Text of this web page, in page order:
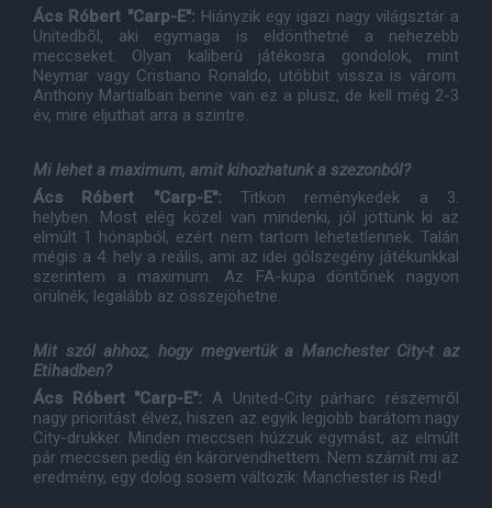
Ács Róbert "Carp-E": Hiányzik egy igazi nagy világsztár a
Unitedbõl, aki egymaga is eldönthetné a nehezebb
meccseket. Olyan kaliberû játékosra gondolok, mint
Neymar vagy Cristiano Ronaldo, utóbbit vissza is várom.
Anthony Martialban benne van ez a plusz, de kell még 2-3
év, mire eljuthat arra a szintre.
Mi lehet a maximum, amit kihozhatunk a szezonból?
Ács Róbert "Carp-E": Titkon reménykedek a 3.
helyben. Most elég közel van mindenki, jól jöttünk ki az
elmúlt 1 hónapból, ezért nem tartom lehetetlennek. Talán
mégis a 4. hely a reális, ami az idei gólszegény játékunkkal
szerintem a maximum. Az FA-kupa döntõnek nagyon
örülnék, legalább az összejöhetne.
Mit szól ahhoz, hogy megvertük a Manchester City-t az
Etihadben?
Ács Róbert "Carp-E": A United-City párharc részemrõl
nagy prioritást élvez, hiszen az egyik legjobb barátom nagy
City-drukker. Minden meccsen húzzuk egymást, az elmúlt
pár meccsen pedig én kárörvendhettem. Nem számít mi az
eredmény, egy dolog sosem változik: Manchester is Red!